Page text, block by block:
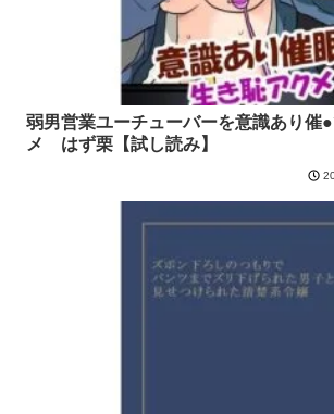
弱男営業ユーチューバーを意識あり催
メ はず栗【試し読み】